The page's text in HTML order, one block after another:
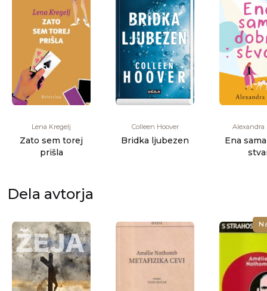
Lena Kregelj
Zato sem torej
prišla
Colleen Hoover
Bridka ljubezen
Alexandra
Ena
Dela avtorja